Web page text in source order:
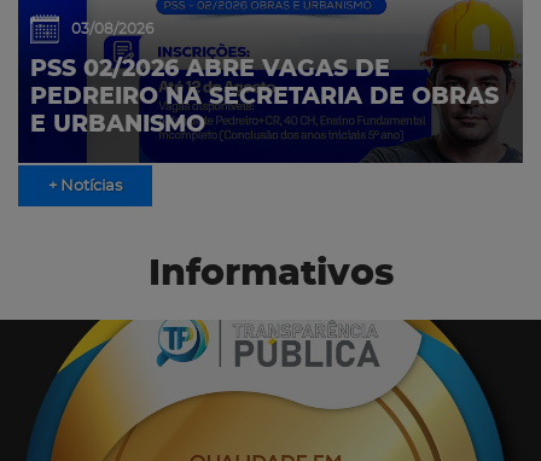
03/08/2026
PSS 02/2026 ABRE VAGAS DE
PEDREIRO NA SECRETARIA DE OBRAS
E URBANISMO
+ Notícias
Informativos